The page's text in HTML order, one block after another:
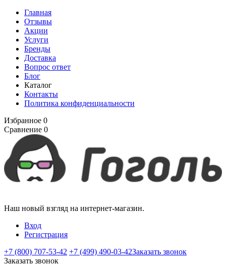
Главная
Отзывы
Акции
Услуги
Бренды
Доставка
Вопрос ответ
Блог
Каталог
Контакты
Политика конфиденциальности
Избранное 0
Сравнение 0
Наш новый взгляд на интернет-магазин.
Вход
Регистрация
+7 (800) 707-53-42 +7 (499) 490-03-42Заказать звонок
Заказать звонок